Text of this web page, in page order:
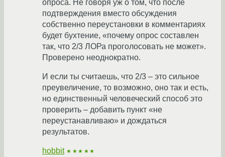
опроса. Не говоря уж о том, что после
подтверждения вместо обсуждения
собственно переустановки в комментариях
будет бухтение, «почему опрос составлен
так, что 2/3 ЛОРа проголосовать не может».
Проверено неоднократно.
И если ты считаешь, что 2/3 – это сильное
преувеличение, то возможно, оно так и есть,
но единственный человеческий способ это
проверить – добавить пункт «не
переустанавливаю» и дождаться
результатов.
hobbit ★★★★★